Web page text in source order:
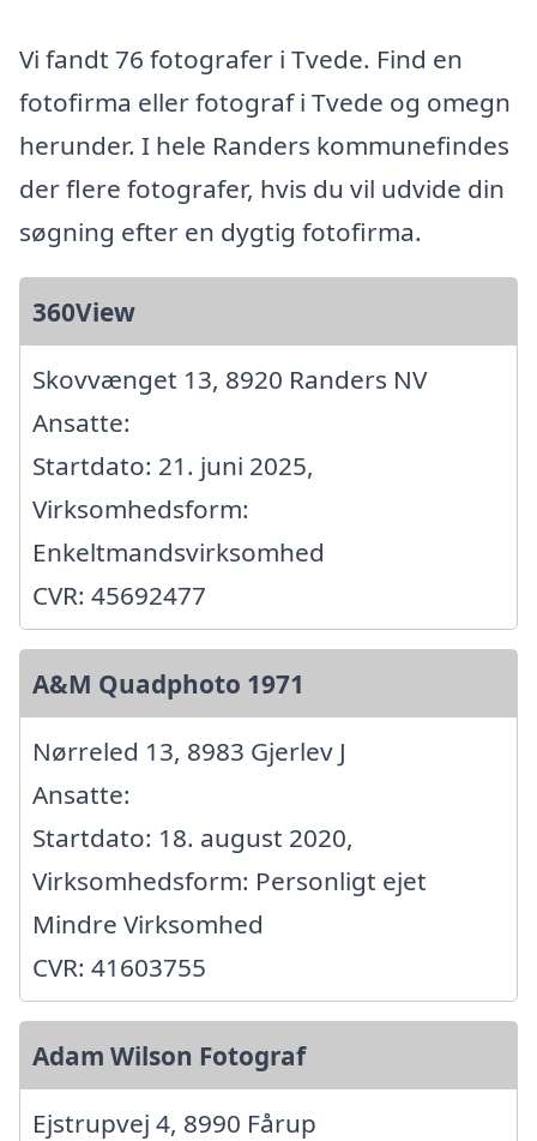
Vi fandt 76 fotografer i Tvede. Find en
fotofirma eller fotograf i Tvede og omegn
herunder. I hele Randers kommunefindes
der flere fotografer, hvis du vil udvide din
søgning efter en dygtig fotofirma.
360View
Skovvænget 13, 8920 Randers NV
Ansatte:
Startdato: 21. juni 2025,
Virksomhedsform:
Enkeltmandsvirksomhed
CVR: 45692477
A&M Quadphoto 1971
Nørreled 13, 8983 Gjerlev J
Ansatte:
Startdato: 18. august 2020,
Virksomhedsform: Personligt ejet
Mindre Virksomhed
CVR: 41603755
Adam Wilson Fotograf
Ejstrupvej 4, 8990 Fårup